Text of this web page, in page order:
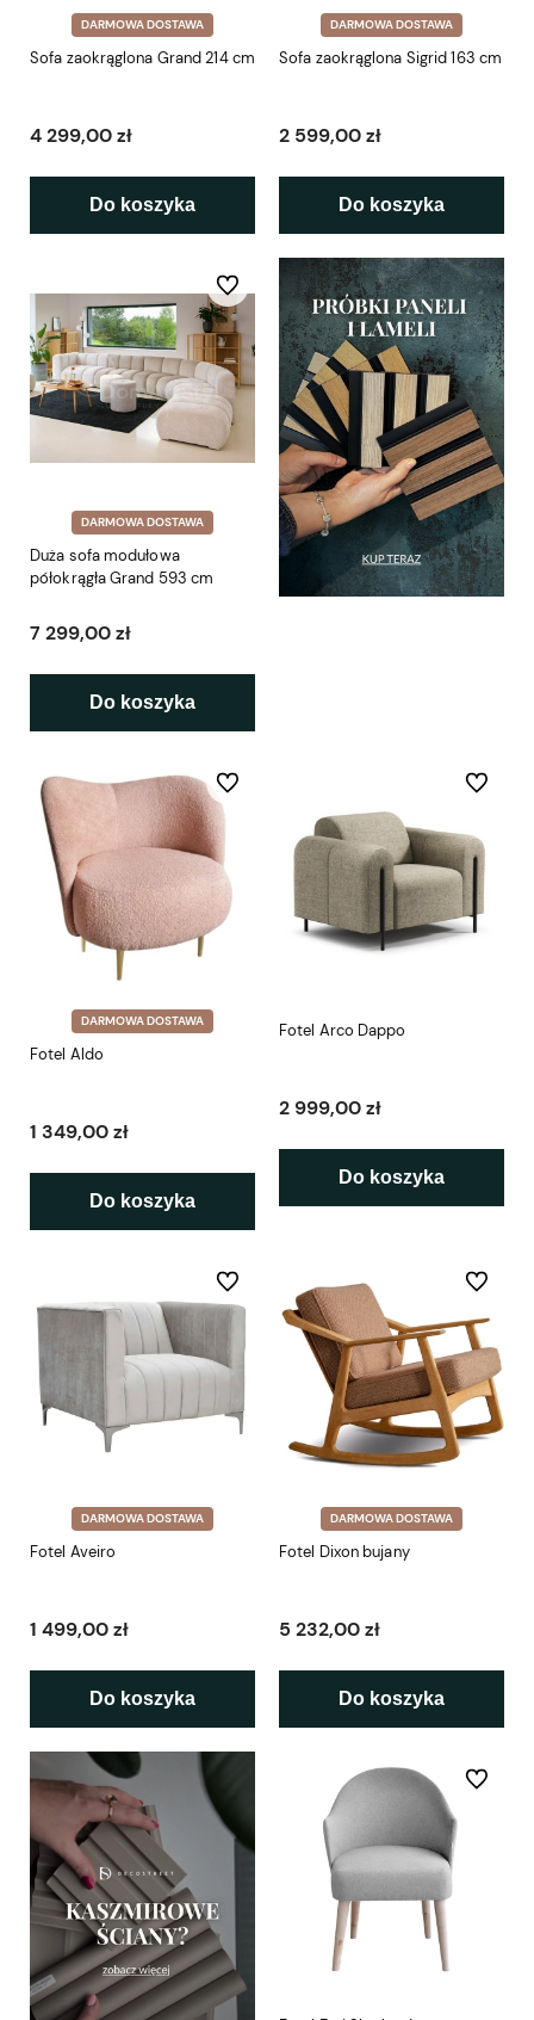
DARMOWA DOSTAWA
Sofa zaokrąglona Grand 214 cm
4 299,00 zł
Do koszyka
DARMOWA DOSTAWA
Sofa zaokrąglona Sigrid 163 cm
2 599,00 zł
Do koszyka
DARMOWA DOSTAWA
Duża sofa modułowa
półokrągła Grand 593 cm
7 299,00 zł
Do koszyka
Do ulubionych
DARMOWA DOSTAWA
Fotel Aldo
1 349,00 zł
Do koszyka
Do ulubionych
Fotel Arco Dappo
2 999,00 zł
Do koszyka
Do
DARMOWA DOSTAWA
Fotel Aveiro
1 499,00 zł
Do koszyka
Do ulubionych
DARMOWA DOSTAWA
Fotel Dixon bujany
5 232,00 zł
Do koszyka
Do
Do